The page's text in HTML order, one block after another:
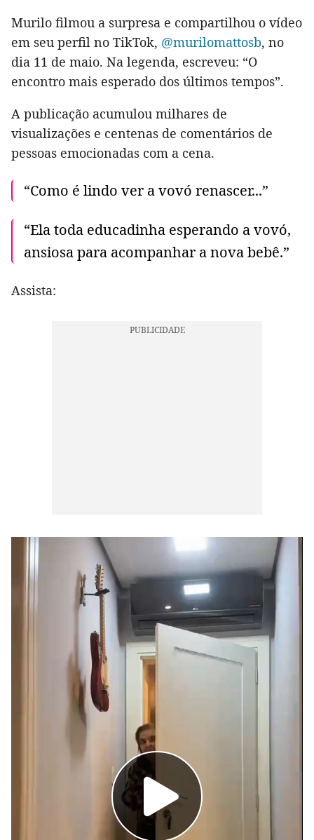
Murilo filmou a surpresa e compartilhou o vídeo
em seu perfil no TikTok, @murilomattosb, no
dia 11 de maio. Na legenda, escreveu: “O
encontro mais esperado dos últimos tempos”.
A publicação acumulou milhares de
visualizações e centenas de comentários de
pessoas emocionadas com a cena.
“Como é lindo ver a vovó renascer...”
“Ela toda educadinha esperando a vovó,
ansiosa para acompanhar a nova bebê.”
Assista: